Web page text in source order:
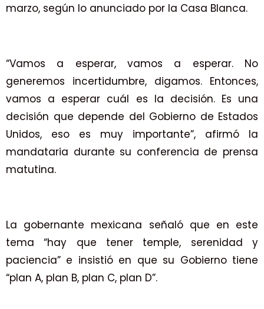
marzo, según lo anunciado por la Casa Blanca.
“Vamos a esperar, vamos a esperar. No
generemos incertidumbre, digamos. Entonces,
vamos a esperar cuál es la decisión. Es una
decisión que depende del Gobierno de Estados
Unidos, eso es muy importante”, afirmó la
mandataria durante su conferencia de prensa
matutina.
La gobernante mexicana señaló que en este
tema “hay que tener temple, serenidad y
paciencia” e insistió en que su Gobierno tiene
“plan A, plan B, plan C, plan D”.